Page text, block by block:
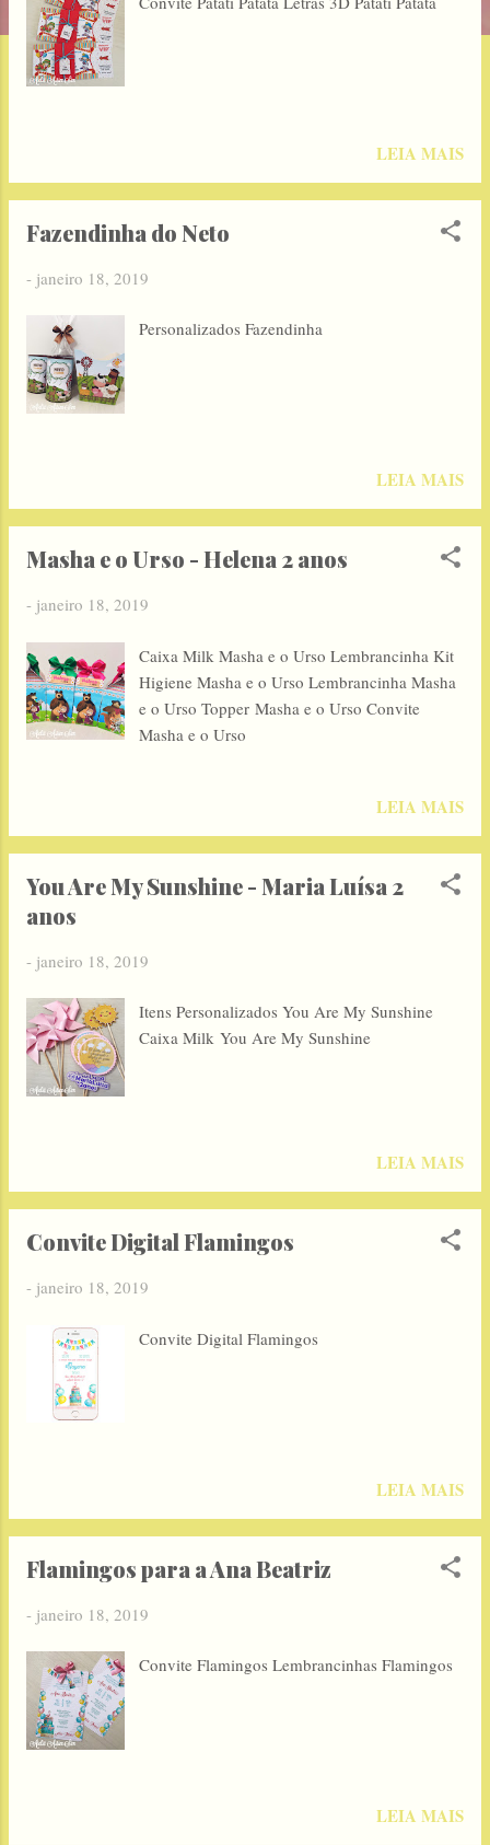
LEIA MAIS
Fazendinha do Neto
- janeiro 18, 2019
Personalizados Fazendinha
LEIA MAIS
Masha e o Urso - Helena 2 anos
- janeiro 18, 2019
Caixa Milk Masha e o Urso Lembrancinha Kit
Higiene Masha e o Urso Lembrancinha Masha
e o Urso Topper Masha e o Urso Convite
Masha e o Urso
LEIA MAIS
You Are My Sunshine - Maria Luísa 2
anos
- janeiro 18, 2019
Itens Personalizados You Are My Sunshine
Caixa Milk You Are My Sunshine
LEIA MAIS
Convite Digital Flamingos
- janeiro 18, 2019
Convite Digital Flamingos
LEIA MAIS
Flamingos para a Ana Beatriz
- janeiro 18, 2019
Convite Flamingos Lembrancinhas Flamingos
LEIA MAIS